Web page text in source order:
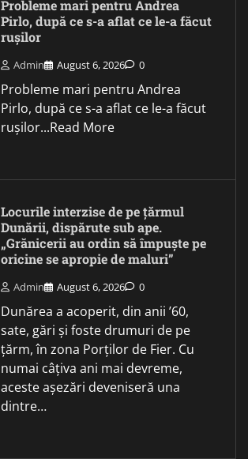
Probleme mari pentru Andrea
Pirlo, după ce s-a aflat ce le-a făcut
rușilor
Admin August 6, 2026 0
Probleme mari pentru Andrea
Pirlo, după ce s-a aflat ce le-a făcut
rușilor...Read More
Locurile interzise de pe țărmul
Dunării, dispărute sub ape.
„Grănicerii au ordin să împuște pe
oricine se apropie de maluri”
Admin August 6, 2026 0
Dunărea a acoperit, din anii ’60,
sate, gări și foste drumuri de pe
țărm, în zona Porților de Fier. Cu
numai câțiva ani mai devreme,
aceste așezări deveniseră una
dintre…